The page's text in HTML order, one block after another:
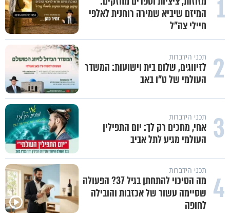
1
המיזם שיביא שמירה רוחנית לאלפי
חיילי צה"ל
2 תכני הידברות
לזיווגים, שלום בית וישועות: המשדר
העולמי של ט"ו באב
3 תכני הידברות
אחי, מחכים רק לך: יום התפילין
העולמי מגיע לתל אביב
4 תכני הידברות
מה הסיכוי להתחתן בגיל 37? הפעולה
שסיימה עשור של אכזבות והובילה
לחופה